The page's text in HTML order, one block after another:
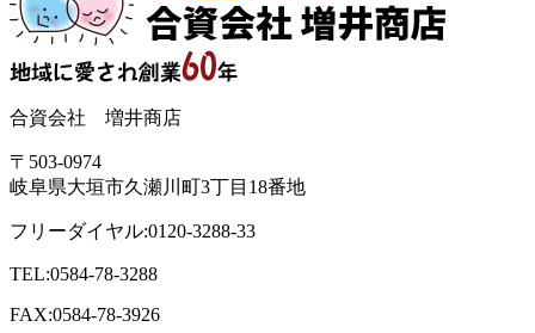
合資会社 増井商店
〒503-0974
岐阜県大垣市久瀬川町3丁目18番地
フリーダイヤル:0120-3288-33
TEL:0584-78-3288
FAX:0584-78-3926